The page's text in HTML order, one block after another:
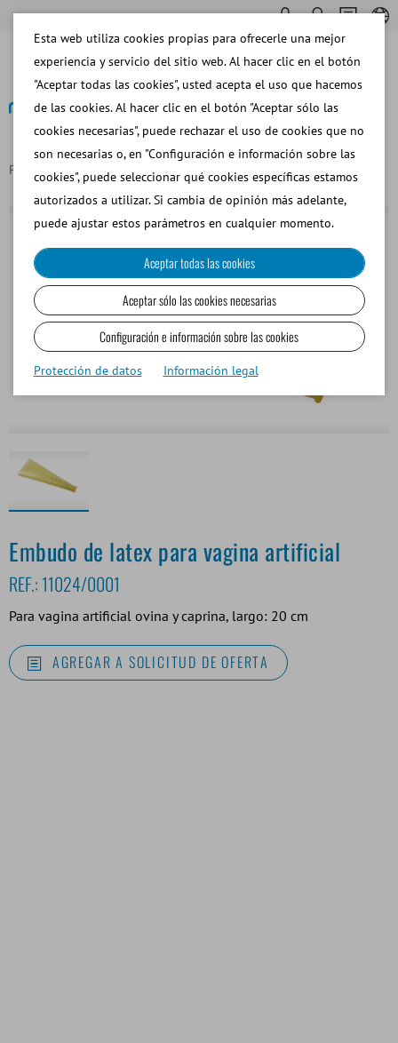
Página principal Embudo de latex para vagina artificial
Embudo de latex para vagina artificial
REF.: 11024/0001
Para vagina artificial ovina y caprina, largo: 20 cm
AGREGAR A SOLICITUD DE OFERTA
Esta web utiliza cookies propias para ofrecerle una mejor
experiencia y servicio del sitio web. Al hacer clic en el botón
"Aceptar todas las cookies", usted acepta el uso que hacemos
de las cookies. Al hacer clic en el botón "Aceptar sólo las
cookies necesarias", puede rechazar el uso de cookies que no
son necesarias o, en "Configuración e información sobre las
cookies", puede seleccionar qué cookies específicas estamos
autorizados a utilizar. Si cambia de opinión más adelante,
puede ajustar estos parámetros en cualquier momento.
Aceptar todas las cookies
Aceptar sólo las cookies necesarias
Configuración e información sobre las cookies
Protección de datos Información legal